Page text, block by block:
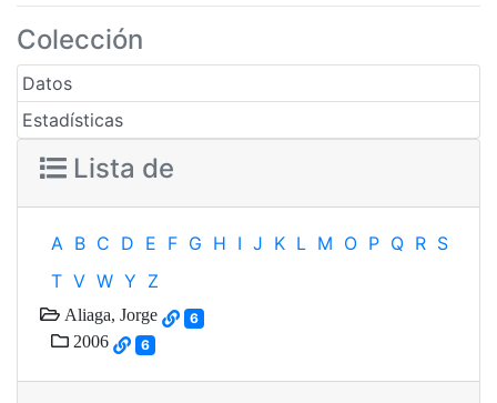
Colección
Datos
Estadísticas
Lista de
A B C D E F G H I J K L M O P Q R S
T V W Y Z
Aliaga, Jorge 6
2006 6